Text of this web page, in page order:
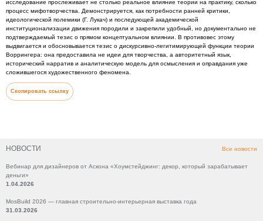
НОВОСТИ Все новости
Вебинар для дизайнеров от Аскона «Хоумстейджинг: декор, который зарабатывает
деньги»
1.04.2026
MosBuild 2026 — главная строительно-интерьерная выставка года
31.03.2026
исследование прослеживает не столько реальное влияние теории на практику, сколько
процесс мифотворчества. Демонстрируется, как потребности ранней критики,
идеологической полемики (Г. Лукач) и последующей академической
институционализации движения породили и закрепили удобный, но документально не
подтверждаемый тезис о прямом концептуальном влиянии. В противовес этому
выдвигается и обосновывается тезис о дискурсивно-легитимирующей функции теории
Воррингера: она предоставила не идеи для творчества, а авторитетный язык,
исторический нарратив и аналитическую модель для осмысления и оправдания уже
сложившегося художественного феномена.
Скопировать ссылку